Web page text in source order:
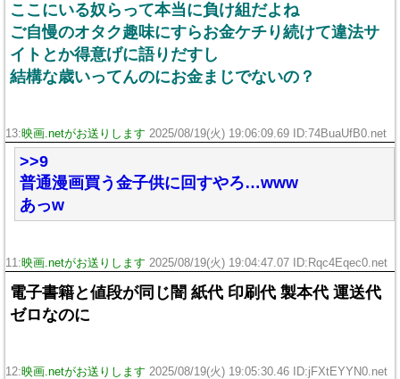
ここにいる奴らって本当に負け組だよね
ご自慢のオタク趣味にすらお金ケチり続けて違法サ
イトとか得意げに語りだすし
結構な歳いってんのにお金まじでないの？
13:映画.netがお送りします 2025/08/19(火) 19:06:09.69 ID:74BuaUfB0.net
>>9
普通漫画買う金子供に回すやろ…www
あっw
11:映画.netがお送りします 2025/08/19(火) 19:04:47.07 ID:Rqc4Eqec0.net
電子書籍と値段が同じ闇 紙代 印刷代 製本代 運送代
ゼロなのに
12:映画.netがお送りします 2025/08/19(火) 19:05:30.46 ID:jFXtEYYN0.net